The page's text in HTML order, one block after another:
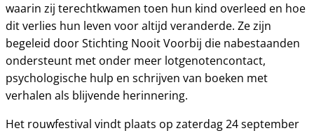
waarin zij terechtkwamen toen hun kind overleed en hoe
dit verlies hun leven voor altijd veranderde. Ze zijn
begeleid door Stichting Nooit Voorbij die nabestaanden
ondersteunt met onder meer lotgenotencontact,
psychologische hulp en schrijven van boeken met
verhalen als blijvende herinnering.
Het rouwfestival vindt plaats op zaterdag 24 september